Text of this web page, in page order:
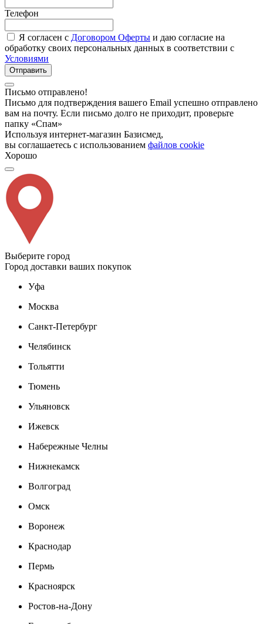
Телефон
Я согласен с Договором Оферты и даю согласие на
обработку своих персональных данных в соответствии с
Условиями
Отправить
Письмо отправлено!
Письмо для подтверждения вашего Email успешно отправлено
вам на почту. Если письмо долго не приходит, проверьте
папку «Спам»
Используя интернет-магазин Базисмед,
вы соглашаетесь с использованием файлов cookie
Хорошо
Выберите город
Город доставки ваших покупок
Уфа
Москва
Санкт-Петербург
Челябинск
Тольятти
Тюмень
Ульяновск
Ижевск
Набережные Челны
Нижнекамск
Волгоград
Омск
Воронеж
Краснодар
Пермь
Красноярск
Ростов-на-Дону